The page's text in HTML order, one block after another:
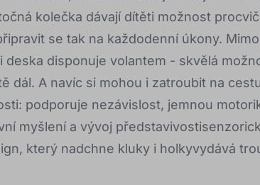
kolečka dávají dítěti možnost
se tak na každodenní úkony.
deska disponuje volantem - skvělá
dál. A navíc si mohou i zatroubit na
podporuje nezávislost, jemnou
myšlení a vývoj
který nadchne kluky i holkyvydává